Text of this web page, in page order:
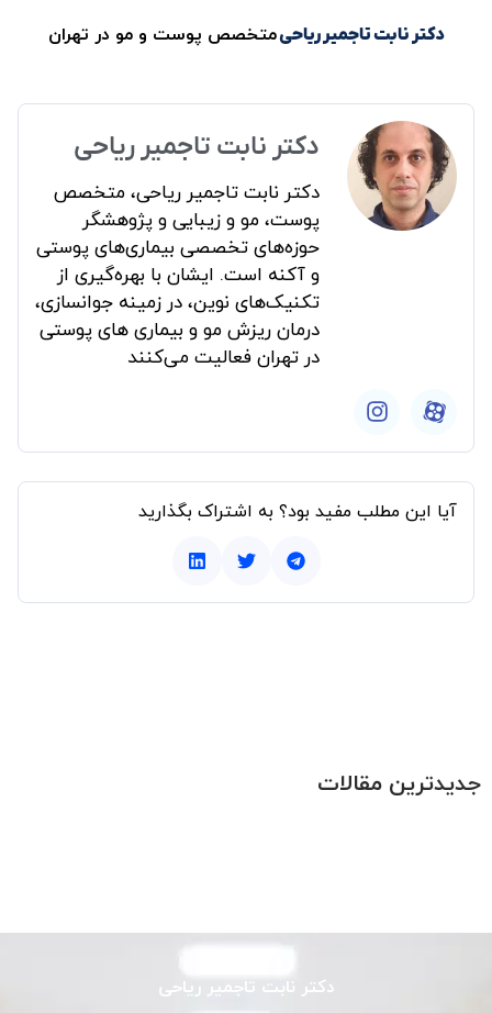
دکتر نابت تاجمیر ریاحیمتخصص پوست و مو در تهران
دکتر نابت تاجمیر ریاحی
دکتر نابت تاجمیر ریاحی، متخصص
پوست، مو و زیبایی و پژوهشگر
حوزه‌های تخصصی بیماری‌های پوستی
و آکنه است. ایشان با بهره‌گیری از
تکنیک‌های نوین، در زمینه جوانسازی،
درمان ریزش مو و بیماری های پوستی
در تهران فعالیت می‌کنند
آیا این مطلب مفید بود؟ به اشتراک بگذارید
جدیدترین مقالات
دکتر نابت تاجمیر ریاحی